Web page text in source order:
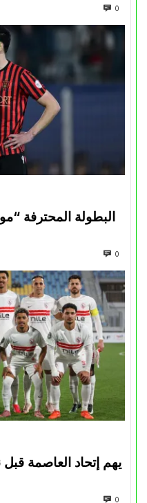
0
البطولة المحترفة
0
يهم إتحاد العاصمة
0